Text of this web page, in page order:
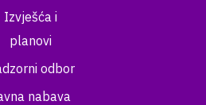
Izvješća i
planovi
odbor
nabava